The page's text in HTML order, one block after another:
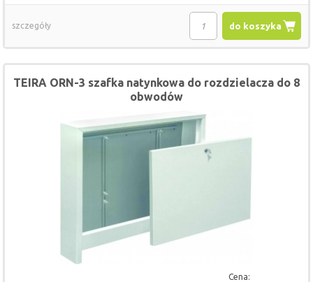
do koszyka
szczegóły
Cena:
TEIRA ORN-3 szafka natynkowa do rozdzielacza do 8
obwodów